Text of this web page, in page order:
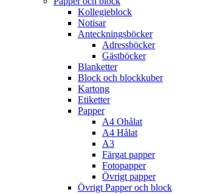
Kollegieblock
Notisar
Anteckningsböcker
Adressböcker
Gästböcker
Blanketter
Block och blockkuber
Kartong
Etiketter
Papper
A4 Ohålat
A4 Hålat
A3
Färgat papper
Fotopapper
Övrigt papper
Övrigt Papper och block